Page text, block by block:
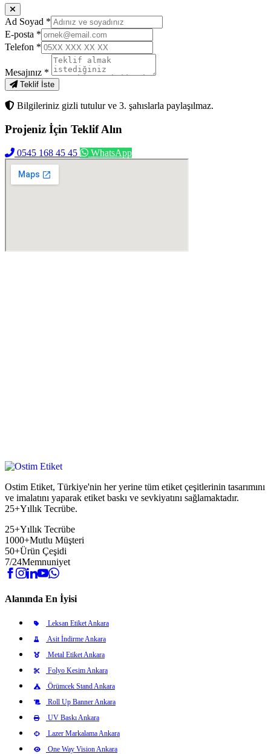
Ad Soyad *
E-posta *
Telefon *
Mesajınız *
Teklif İste
Bilgileriniz gizli tutulur ve 3. şahıslarla paylaşılmaz.
Projeniz İçin Teklif Alın
0545 168 45 45 WhatsApp
Ostim Etiket, Türkiye'nin her yerine tüm etiket çeşitlerinin tasarımını
ve imalatını yaparak etiket baskı ve sevkiyatını sağlamaktadır.
25+Yıllık Tecrübe.
25+Yıllık Tecrübe
1000+Mutlu Müşteri
50+Ürün Çeşidi
7/24Memnuniyet
Alanında En İyisi
Leksan Etiket Ankara
Asit İndirme Ankara
Metal Etiket Ankara
Folyo Kesim Ankara
Örümcek Stand Ankara
Roll Up Banner Ankara
UV Baskı Ankara
Lazer Markalama Ankara
One Way Vision Ankara